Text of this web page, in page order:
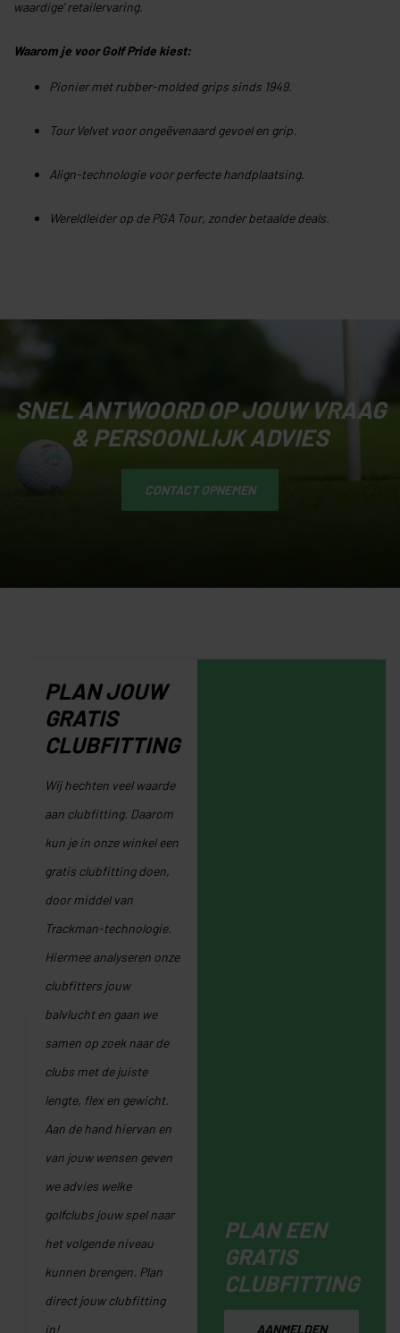
waardige’ retailervaring.
Waarom je voor Golf Pride kiest:
Pionier met rubber-molded grips sinds 1949.
Tour Velvet voor ongeëvenaard gevoel en grip.
Align-technologie voor perfecte handplaatsing.
Wereldleider op de PGA Tour, zonder betaalde deals.
SNEL ANTWOORD OP JOUW VRAAG
& PERSOONLIJK ADVIES
CONTACT OPNEMEN
PLAN JOUW
GRATIS
CLUBFITTING
Wij hechten veel waarde
aan clubfitting. Daarom
kun je in onze winkel een
gratis clubfitting doen,
door middel van
Trackman-technologie.
Hiermee analyseren onze
clubfitters jouw
balvlucht en gaan we
samen op zoek naar de
clubs met de juiste
lengte, flex en gewicht.
Aan de hand hiervan en
van jouw wensen geven
we advies welke
golfclubs jouw spel naar
het volgende niveau
kunnen brengen. Plan
direct jouw clubfitting
in!
PLAN EEN
GRATIS
CLUBFITTING
AANMELDEN